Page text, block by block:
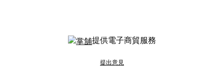
提供電子商貿服務
提出意見